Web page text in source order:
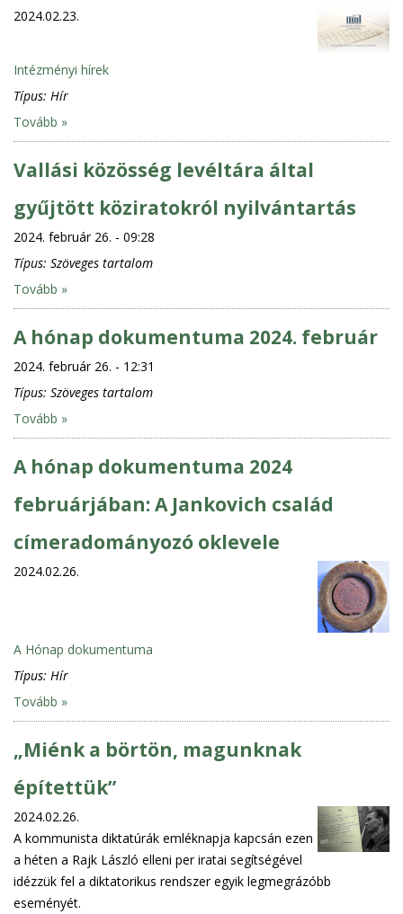
2024.02.23.
Intézményi hírek
Típus: Hír
Tovább »
Vallási közösség levéltára által
gyűjtött köziratokról nyilvántartás
2024. február 26. - 09:28
Típus: Szöveges tartalom
Tovább »
A hónap dokumentuma 2024. február
2024. február 26. - 12:31
Típus: Szöveges tartalom
Tovább »
A hónap dokumentuma 2024
februárjában: A Jankovich család
címeradományozó oklevele
2024.02.26.
A Hónap dokumentuma
Típus: Hír
Tovább »
„Miénk a börtön, magunknak
építettük”
2024.02.26.
A kommunista diktatúrák emléknapja kapcsán ezen
a héten a Rajk László elleni per iratai segítségével
idézzük fel a diktatorikus rendszer egyik legmegrázóbb
eseményét.